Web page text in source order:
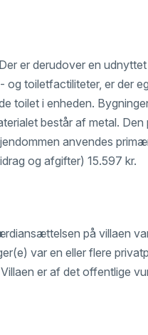
er derudover en udnyttet
og toiletfactiliteter, er der
toilet i enheden.
består af metal. Den
anvendes
og afgifter) 15.597 kr.
på villaen
var en eller flere
er af det offentlige